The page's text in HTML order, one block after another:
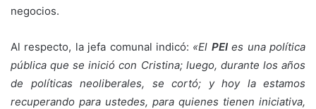
negocios.
Al respecto, la jefa comunal indicó: «El PEIes una política
pública que se inició con Cristina; luego, durante los años
de políticas neoliberales, se cortó; y hoy la estamos
recuperando para ustedes, para quienes tienen iniciativa,